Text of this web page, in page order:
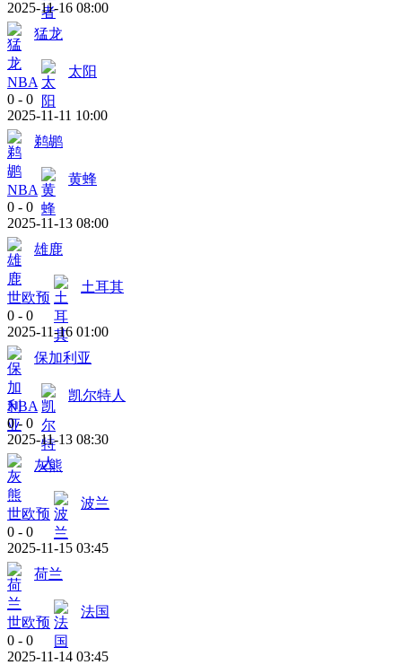
2025-11-16 08:00
猛龙
NBA
太阳
0 - 0
2025-11-11 10:00
鹈鹕
NBA
黄蜂
0 - 0
2025-11-13 08:00
雄鹿
世欧预
土耳其
0 - 0
2025-11-16 01:00
保加利亚
NBA
凯尔特人
0 - 0
2025-11-13 08:30
灰熊
世欧预
波兰
0 - 0
2025-11-15 03:45
荷兰
世欧预
法国
0 - 0
2025-11-14 03:45